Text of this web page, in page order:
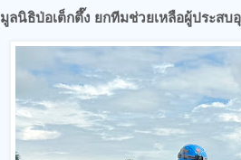
มูลนิธิป่อเต็กตึ๊ง ยกทีมช่วยเหลือผู้ประสบ